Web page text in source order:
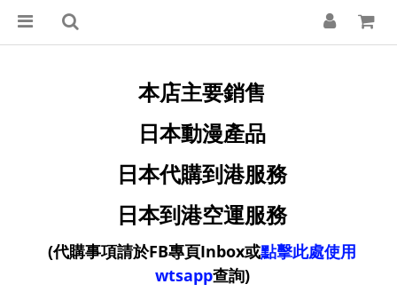
本店主要銷售
日本動漫產品
日本代購到港服務
日本到港空運服務
(代購事項請於FB專頁Inbox或點擊此處使用
wtsapp查詢)